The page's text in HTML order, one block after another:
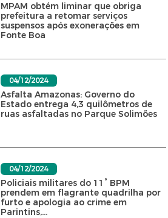
MPAM obtém liminar que obriga
prefeitura a retomar serviços
suspensos após exonerações em
Fonte Boa
04/12/2024
Asfalta Amazonas: Governo do
Estado entrega 4,3 quilômetros de
ruas asfaltadas no Parque Solimões
04/12/2024
Policiais militares do 11° BPM
prendem em flagrante quadrilha por
furto e apologia ao crime em
Parintins,...